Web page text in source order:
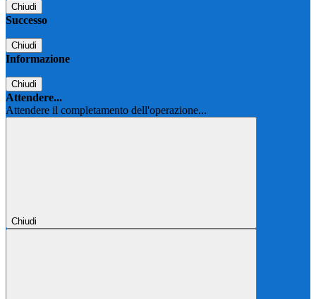
Chiudi
Successo
Chiudi
Informazione
Chiudi
Attendere...
Attendere il completamento dell'operazione...
Chiudi